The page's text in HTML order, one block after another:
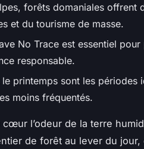
forêts domaniales offrent
et du tourisme de masse.
No Trace est essentiel pour
responsable.
le printemps sont les périodes
moins fréquentés.
l’odeur de la terre
de forêt au lever du jour,